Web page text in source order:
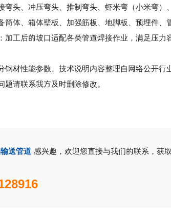
头、冲压弯头、推制弯头、虾米弯（小米弯）
体、箱体壁板、加强筋板、地脚板、预埋件、
工后的坡口适配各类管道焊接作业，满足压力
钢材性能参数、技术说明内容整理自网络公开
请联系我方及时删除修改。
送管道 感兴趣，欢迎您直接与我们的联系，获